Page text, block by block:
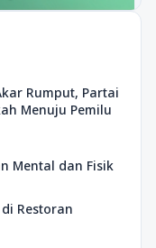
Rumput, Partai
Menuju Pemilu
Mental dan Fisik
Restoran